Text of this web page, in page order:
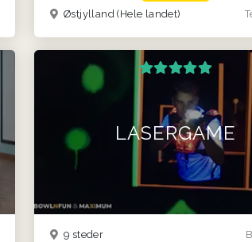
Østjylland(Hele landet)
LASERGAME
9 steder